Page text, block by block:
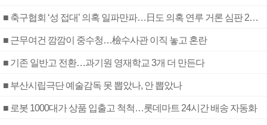
■ 축구협회 ‘성 접대’ 의혹 일파만파…日도 의혹 연루 거론 심판 2명 조사
■ 근무여건 깜깜이 중수청…檢수사관 이직 놓고 혼란
■ 기존 일반고 전환…과기원 영재학교 3개 더 만든다
■ 부산시립극단 예술감독 못 뽑았나, 안 뽑았나
■ 로봇 1000대가 상품 입출고 척척…롯데마트 24시간 배송 자동화